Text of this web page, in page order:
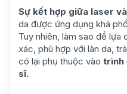
Sự kết hợp giữa laser
da được ứng dụng khá
Tuy nhiên, làm sao để lựa
xác, phù hợp với làn da,
có lại phụ thuộc vào trình
sĩ.